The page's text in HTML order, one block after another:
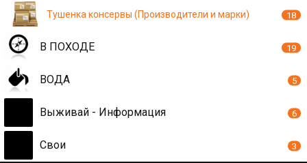
Тушенка консервы (Производители и марки) 18
В ПОХОДЕ 19
ВОДА 5
Выживай - Информация 6
Свои 3